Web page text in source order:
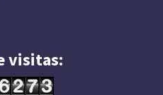
visitas: